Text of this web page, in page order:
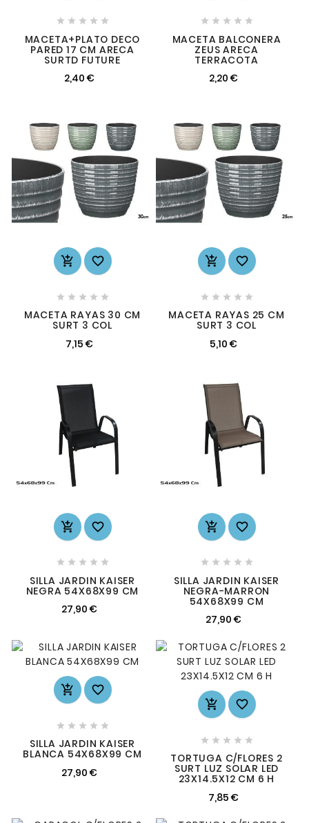
    
MACETA+PLATO DECO
PARED 17 CM ARECA
SURTD FUTURE
2,40 €
    
MACETA BALCONERA
ZEUS ARECA
TERRACOTA
2,20 €
 
    
MACETA RAYAS 30 CM
SURT 3 COL
7,15 €
 
    
MACETA RAYAS 25 CM
SURT 3 COL
5,10 €
 
    
SILLA JARDIN KAISER
NEGRA 54X68X99 CM
27,90 €
 
    
SILLA JARDIN KAISER
NEGRA-MARRON
54X68X99 CM
27,90 €
 
    
SILLA JARDIN KAISER
BLANCA 54X68X99 CM
27,90 €
 
    
TORTUGA C/FLORES 2
SURT LUZ SOLAR LED
23X14.5X12 CM 6 H
7,85 €